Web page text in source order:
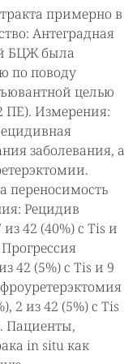
примерно в
Антеградная
БЦЖ была
по поводу
целью
ПЕ). Измерения:
заболевания, а
переносимость
Рецидив
42 (40%) с Тis и
42 (5%) с Тis и 9
2 из 42 (5%) с Тis
Пациенты,
in situ как